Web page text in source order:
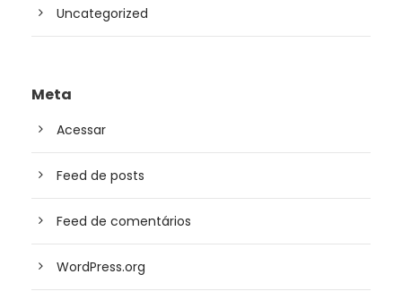
Uncategorized
Meta
Acessar
Feed de posts
Feed de comentários
WordPress.org